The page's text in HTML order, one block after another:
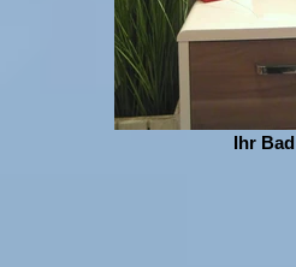
Ihr Bad